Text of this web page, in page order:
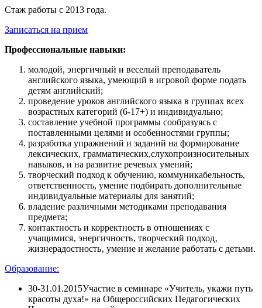
Стаж работы с 2013 года.
Записаться на прием
Профессиональные навыки:
молодой, энергичный и веселый преподаватель
английского языка, умеющий в игровой форме подать
детям английский;
проведение уроков английского языка в группах всех
возрастных категорий (6-17+) и индивидуально;
составление учебной программы сообразуясь с
поставленными целями и особенностями группы;
разработка упражнений и заданий на формирование
лексических, грамматических,слухопроизносительных
навыков, и на развитие речевых умений;
творческий подход к обучению, коммуникабельность,
ответственность, умение подбирать дополнительные
индивидуальные материалы для занятий;
владение различными методиками преподавания
предмета;
контактность и корректность в отношениях с
учащимися‚ энергичность‚ творческий подход‚
жизнерадостность‚ умение и желание работать с детьми.
Образование:
30-31.01.2015Участие в семинаре «Учитель, укажи путь
красоты духа!» на Общероссийских Педагогических